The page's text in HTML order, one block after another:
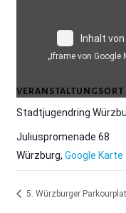
VERANSTALTUNGSORT
Stadtjugendring
Juliuspromenade 68
Würzburg, Google
Stadtjugendring
Würzburg
von
Google
Maps
anzeigen
Inhalt
„Iframe von Google
5. Würzburger